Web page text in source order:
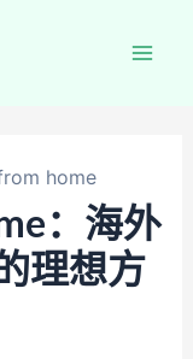
home
：海外
理想方